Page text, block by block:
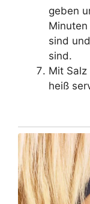
geben
sind
sind.
Mit
heiß